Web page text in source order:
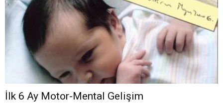
İlk 6 Ay Motor-Mental Gelişim